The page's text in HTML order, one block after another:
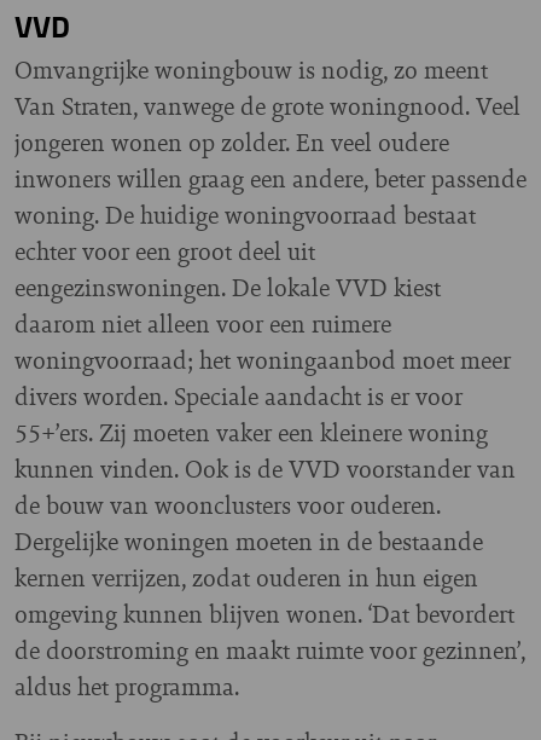
VVD
Omvangrijke woningbouw is nodig, zo meent
Van Straten, vanwege de grote woningnood. Veel
jongeren wonen op zolder. En veel oudere
inwoners willen graag een andere, beter passende
woning. De huidige woningvoorraad bestaat
echter voor een groot deel uit
eengezinswoningen. De lokale VVD kiest
daarom niet alleen voor een ruimere
woningvoorraad; het woningaanbod moet meer
divers worden. Speciale aandacht is er voor
55+’ers. Zij moeten vaker een kleinere woning
kunnen vinden. Ook is de VVD voorstander van
de bouw van woonclusters voor ouderen.
Dergelijke woningen moeten in de bestaande
kernen verrijzen, zodat ouderen in hun eigen
omgeving kunnen blijven wonen. ‘Dat bevordert
de doorstroming en maakt ruimte voor gezinnen’,
aldus het programma.